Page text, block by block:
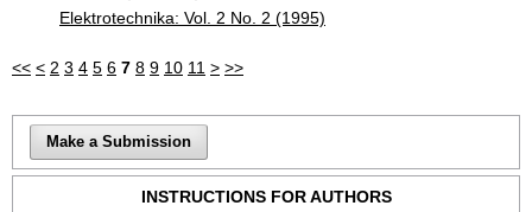
Elektrotechnika: Vol. 2 No. 2 (1995)
<< < 2 3 4 5 6 7 8 9 10 11 > >>
Make a Submission
INSTRUCTIONS FOR AUTHORS